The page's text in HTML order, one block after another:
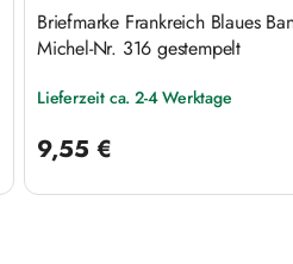
Briefmarke Frankreich Blaues
Michel-Nr. 316 gestempelt
Lieferzeit ca. 2-4 Werktage
9,55 €